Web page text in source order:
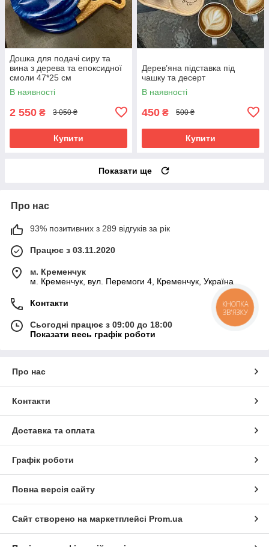
Дошка для подачі сиру та
вина з дерева та епоксидної
смоли 47*25 см
В наявності
2 550 ₴ 3 050 ₴
Купити
Дерев’яна підставка під
чашку та десерт
В наявності
450 ₴ 500 ₴
Купити
Показати ще
Про нас
93% позитивних з 289 відгуків за рік
Працює з 03.11.2020
м. Кременчук
м. Кременчук, вул. Перемоги 4, Кременчук, Україна
Контакти
Сьогодні працює з 09:00 до 18:00
Показати весь графік роботи
Про нас
Контакти
Доставка та оплата
Графік роботи
Повна версія сайту
Сайт створено на маркетплейсі Prom.ua
КНОПКА
ЗВ'ЯЗКУ